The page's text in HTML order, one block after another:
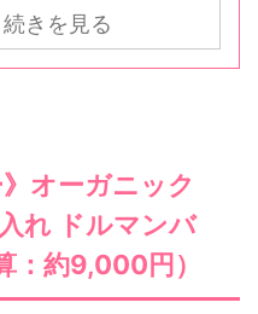
続きを見る
オーガニック
れ ドルマンバ
：約9,000円）